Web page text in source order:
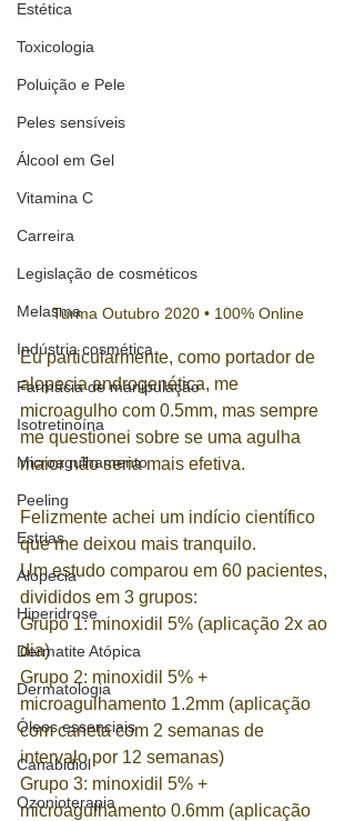
Estética
Toxicologia
Poluição e Pele
Peles sensíveis
Álcool em Gel
Vitamina C
Carreira
Legislação de cosméticos
Melasma
Indústria cosmética
Farmácia de manipulação
Isotretinoína
Microagulhamento
Peeling
Estrias
Alopecia
Hiperidrose
Dermatite Atópica
Dermatologia
Óleos essenciais
Canabidiol
Ozonioterapia
Turma Outubro 2020 • 100% Online
Eu particularmente, como portador de
alopecia androgenética, me
microagulho com 0.5mm, mas sempre
me questionei sobre se uma agulha
maior não seria mais efetiva.
Felizmente achei um indício científico
que me deixou mais tranquilo.
Um estudo comparou em 60 pacientes,
divididos em 3 grupos:
Grupo 1: minoxidil 5% (aplicação 2x ao
dia)
Grupo 2: minoxidil 5% +
microagulhamento 1.2mm (aplicação
com caneta com 2 semanas de
intervalo por 12 semanas)
Grupo 3: minoxidil 5% +
microagulhamento 0.6mm (aplicação